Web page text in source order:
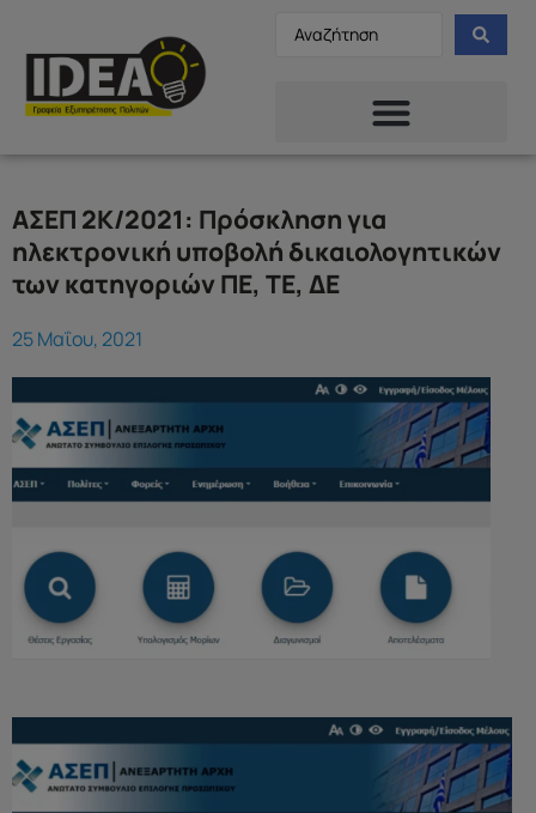
ΑΣΕΠ 2Κ/2021: Πρόσκληση για
ηλεκτρονική υποβολή δικαιολογητικών
των κατηγοριών ΠΕ, ΤΕ, ΔΕ
25 Μαΐου, 2021